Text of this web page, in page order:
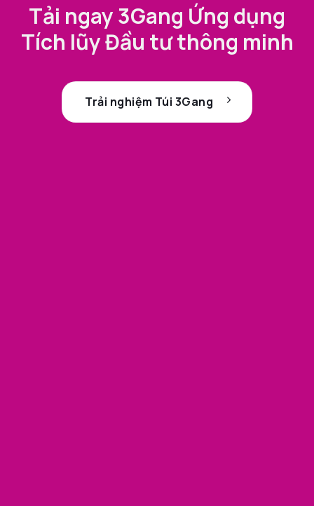
Tải ngay 3Gang Ứng dụng
Tích lũy Đầu tư thông minh
Trải nghiệm Túi 3Gang